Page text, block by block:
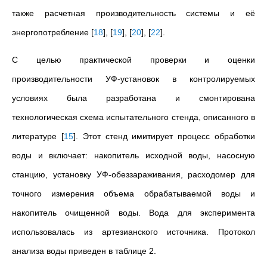
также расчетная производительность системы и её
энергопотребление [18] [19] [20] [22]
С целью практической проверки и оценки
производительности УФ-установок в контролируемых
условиях была разработана и смонтирована
технологическая схема испытательного стенда, описанного в
литературе [15] . Этот стенд имитирует процесс обработки
воды и включает: накопитель исходной воды, насосную
станцию, установку УФ-обеззараживания, расходомер для
точного измерения объема обрабатываемой воды и
накопитель очищенной воды. Вода для эксперимента
использовалась из артезианского источника. Протокол
анализа воды приведен в таблице 2.